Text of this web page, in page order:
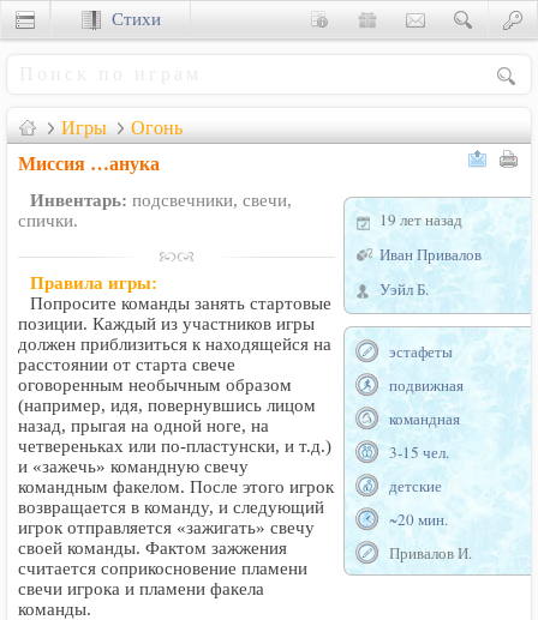
Игры Огонь
Миссия …анука
19 лет назад
Иван Привалов
Уэйл Б.
эстафеты
подвижная
командная
3-15 чел.
детские
~20 мин.
Привалов И.
Инвентарь: подсвечники, свечи,
спички.
Правила игры:
Попросите команды занять стартовые
позиции. Каждый из участников игры
должен приблизиться к находящейся на
расстоянии от старта свече
оговоренным необычным образом
(например, идя, повернувшись лицом
назад, прыгая на одной ноге, на
четвереньках или по-пластунски, и т.д.)
и «зажечь» командную свечу
командным факелом. После этого игрок
возвращается в команду, и следующий
игрок отправляется «зажигать» свечу
своей команды. Фактом зажжения
считается соприкосновение пламени
свечи игрока и пламени факела
команды.
Стихи